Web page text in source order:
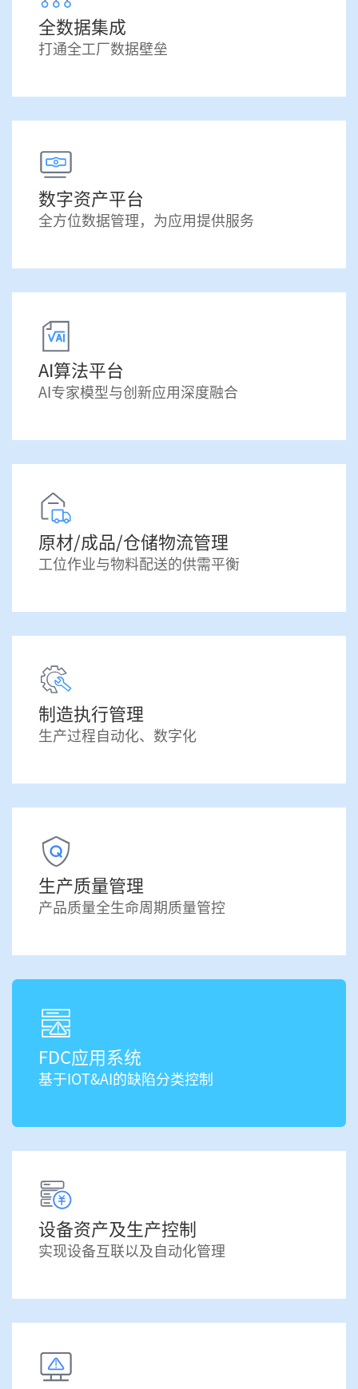
全数据集成
打通全工厂数据壁垒
数字资产平台
全方位数据管理，为应用提供服务
AI算法平台
AI专家模型与创新应用深度融合
原材/成品/仓储物流管理
工位作业与物料配送的供需平衡
制造执行管理
生产过程自动化、数字化
生产质量管理
产品质量全生命周期质量管控
FDC应用系统
基于IOT&AI的缺陷分类控制
设备资产及生产控制
实现设备互联以及自动化管理